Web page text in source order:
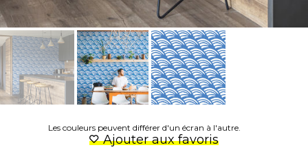
Les couleurs peuvent différer d'un écran à l'autre.
Ajouter aux favoris